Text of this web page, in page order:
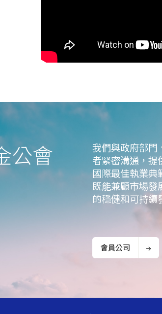
公會
我們與政府部門
者緊密溝通，提
國際最佳執業典
既能兼顧市場發
的穩健和可持續
會員公司